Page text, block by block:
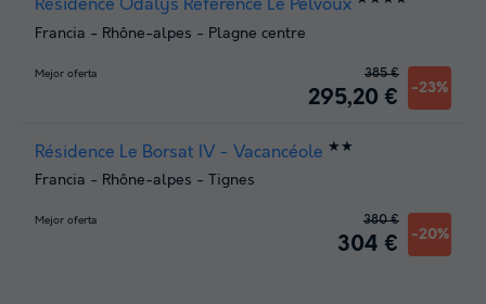
Résidence Odalys Référence Le Pelvoux
Francia - Rhône-alpes - Plagne centre
Mejor oferta
295,20 € -23%
385 €
Résidence Le Borsat IV - Vacancéole ★★
Francia - Rhône-alpes - Tignes
Mejor oferta
304 € -20%
380 €